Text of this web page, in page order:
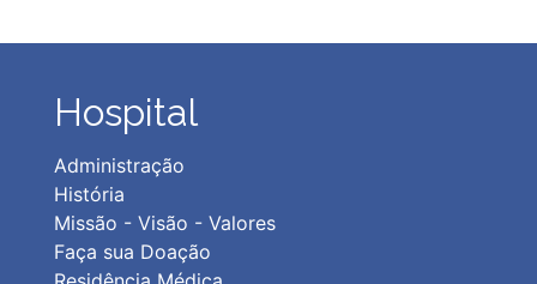
Hospital
Administração
História
Missão - Visão - Valores
Faça sua Doação